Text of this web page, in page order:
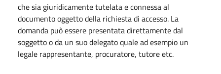
che sia giuridicamente tutelata e connessa al
documento oggetto della richiesta di accesso. La
domanda può essere presentata direttamente dal
soggetto o da un suo delegato quale ad esempio un
legale rappresentante, procuratore, tutore etc.